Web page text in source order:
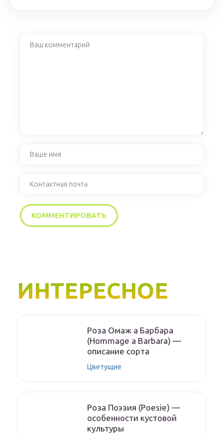
ИНТЕРЕСНОЕ
Роза Омаж а Барбара
(Hommage a Barbara) —
описание сорта
Цветущие
Роза Поэзия (Poesie) —
особенности кустовой
культуры